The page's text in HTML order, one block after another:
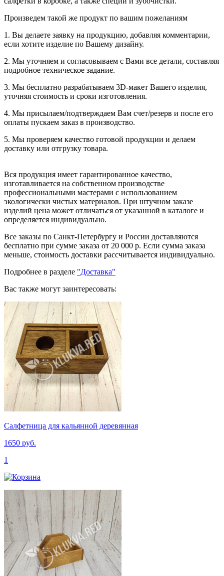
Произведем такой же продукт по вашим пожеланиям
1. Вы делаете заявку на продукцию, добавляя комментарии,
если хотите изделие по Вашему дизайну.
2. Мы уточняем и согласовываем с Вами все детали, составляя
подробное техническое задание.
3. Мы бесплатно разрабатываем 3D-макет Вашего изделия,
уточняя стоимость и сроки изготовления.
4. Мы присылаем/подтверждаем Вам счет/резерв и после его
оплаты пускаем заказ в производство.
5. Мы проверяем качество готовой продукции и делаем
доставку или отгрузку товара.
Вся продукция имеет гарантированное качество,
изготавливается на собственном производстве
профессиональными мастерами с использованием
экологически чистых материалов. При штучном заказе
изделий цена может отличаться от указанной в каталоге и
определяется индивидуально.
Все заказы по Санкт-Петербургу и России доставляются
бесплатно при сумме заказа от 20 000 р. Если сумма заказа
меньше, стоимость доставки рассчитывается индивидуально.
Подробнее в разделе "Доставка"
Вас также могут заинтересовать:
Салфетница для кальянной деревянная
1650 руб.
1